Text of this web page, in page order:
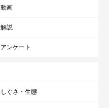
動画
解説
アンケート
しぐさ・生態